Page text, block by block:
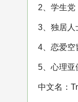
2、学生党
3、独居人
4、恋爱空
5、心理亚
中文名：